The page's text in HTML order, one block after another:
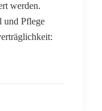
werden.
und Pflege